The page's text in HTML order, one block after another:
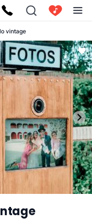
vintage